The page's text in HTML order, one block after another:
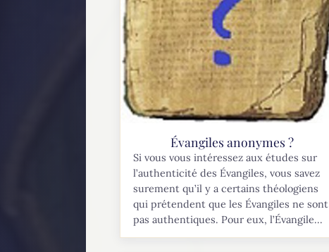
Évangiles anonymes ?
Si vous vous intéressez aux études sur
l’authenticité des Évangiles, vous savez
surement qu’il y a certains théologiens
qui prétendent que les Évangiles ne sont
pas authentiques. Pour eux, l’Évangile...